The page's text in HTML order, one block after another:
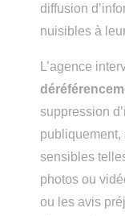
diffusion
nuisibles à
L’agence
suppression
sensibles
photos ou
ou les avis